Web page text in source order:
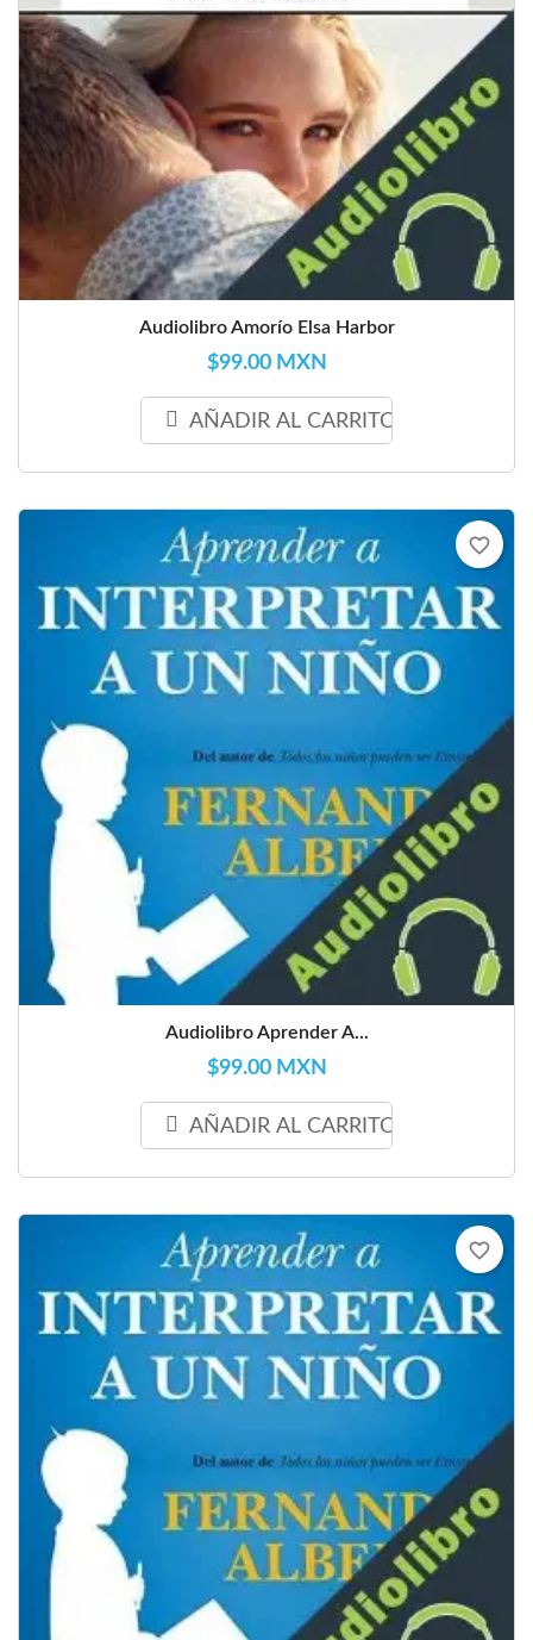
Audiolibro Amorío Elsa Harbor
$99.00 MXN
AÑADIR AL CARRITO
Audiolibro Aprender A...
$99.00 MXN
AÑADIR AL CARRITO
favorite_border
favorite_border